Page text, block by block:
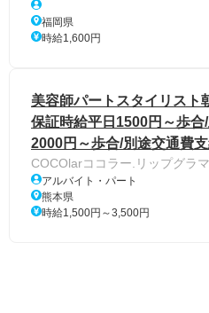
福岡県
時給1,600円
美容師パートスタイリスト
保証時給平日1500円～歩
2000円～歩合/別途交通費
COCOlarココラー.リップグラ
アルバイト・パート
熊本県
時給1,500円～3,500円